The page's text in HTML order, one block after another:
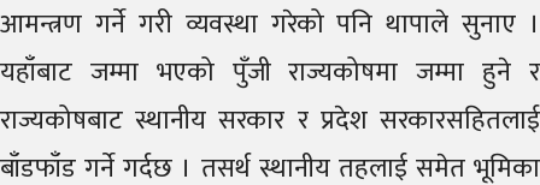
आमन्त्रण गर्ने गरी व्यवस्था गरेको पनि थापाले सुनाए ।
यहाँबाट जम्मा भएको पुँजी राज्यकोषमा जम्मा हुने र
राज्यकोषबाट स्थानीय सरकार र प्रदेश सरकारसहितलाई
बाँडफाँड गर्ने गर्दछ । तसर्थ स्थानीय तहलाई समेत भूमिका